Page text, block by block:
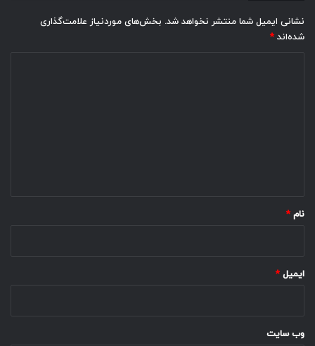
نشانی ایمیل شما منتشر نخواهد شد. بخش‌های موردنیاز علامت‌گذاری
شده‌اند *
نام *
ایمیل *
وب‌ سایت